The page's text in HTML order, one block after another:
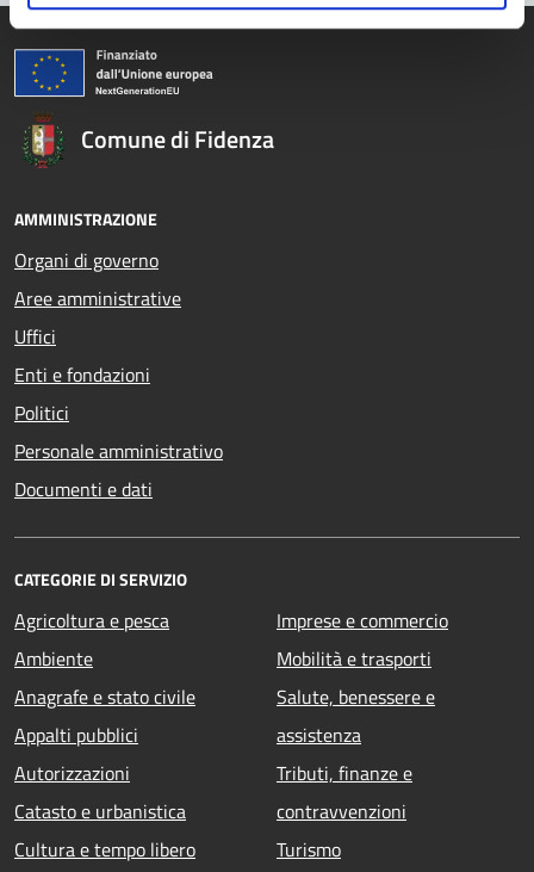
Comune di Fidenza
AMMINISTRAZIONE
Organi di governo
Aree amministrative
Uffici
Enti e fondazioni
Politici
Personale amministrativo
Documenti e dati
CATEGORIE DI SERVIZIO
Agricoltura e pesca
Ambiente
Anagrafe e stato civile
Appalti pubblici
Autorizzazioni
Catasto e urbanistica
Cultura e tempo libero
Imprese e commercio
Mobilità e trasporti
Salute, benessere e
assistenza
Tributi, finanze e
contravvenzioni
Turismo